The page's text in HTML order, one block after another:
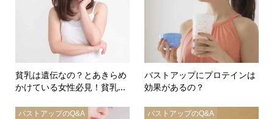
貧乳は遺伝なの？とあきらめ
かけている女性必見！貧乳...
バストアップにプロテインは
効果があるの？
バストアップのQ&A バストアップのQ&A